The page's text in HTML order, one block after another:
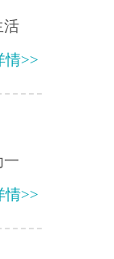
活
情>>
一
情>>